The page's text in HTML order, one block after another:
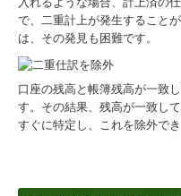
で、二重計上が発生すること
は、その発見も困難です。
口座の残高と帳簿残高が一致
す。その結果、残高が一致し
すぐに特定し、これを除外でき